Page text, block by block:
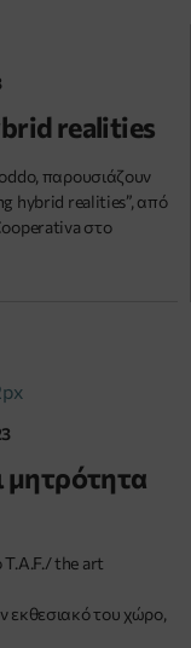
realities
παρουσιάζουν
hybrid realities”, από
στο
μητρότητα
the art
εκθεσιακό του χώρο,